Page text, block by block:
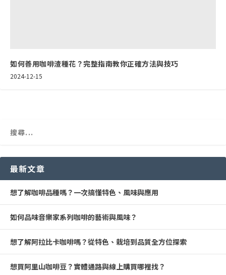
如何善用咖啡渣種花？完整指南教你正確方法與技巧
2024-12-15
最新文章
想了解咖啡品種嗎？一次搞懂特色、風味與應用
如何品味音樂家系列咖啡的藝術與風味？
想了解阿拉比卡咖啡嗎？從特色、栽培到品質全方位探索
想買阿里山咖啡豆？實體通路與線上購買哪裡找？